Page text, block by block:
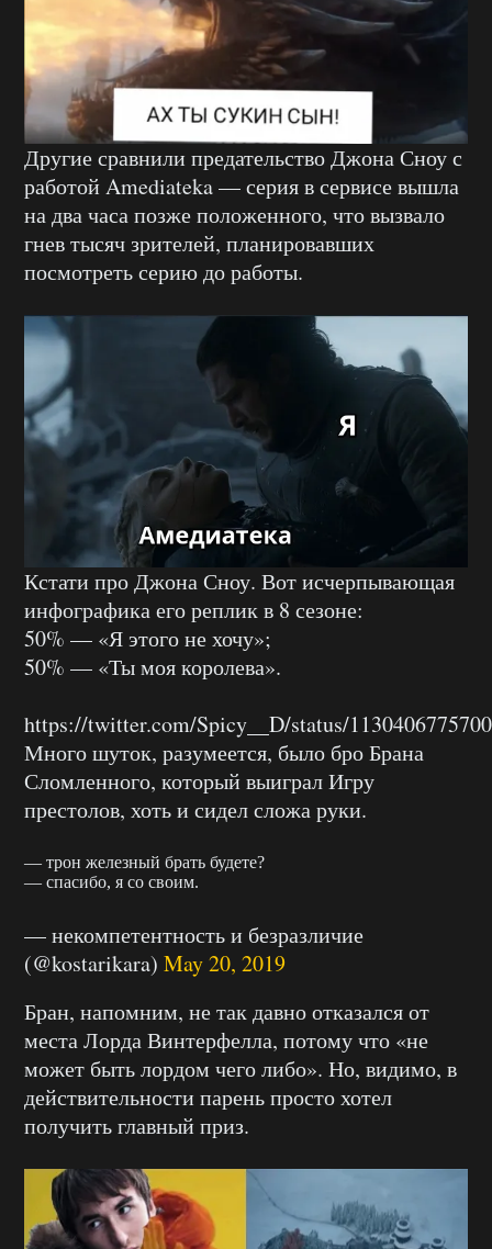
Другие сравнили предательство Джона Сноу с
работой Amediateka — серия в сервисе вышла
на два часа позже положенного, что вызвало
гнев тысяч зрителей, планировавших
посмотреть серию до работы.
Кстати про Джона Сноу. Вот исчерпывающая
инфографика его реплик в 8 сезоне:
50% — «Я этого не хочу»;
50% — «Ты моя королева».
https://twitter.com/Spicy__D/status/
Много шуток, разумеется, было бро Брана
Сломленного, который выиграл Игру
престолов, хоть и сидел сложа руки.
— трон железный брать будете?
— спасибо, я со своим.
— некомпетентность и безразличие
(@kostarikara) May 20, 2019
Бран, напомним, не так давно отказался от
места Лорда Винтерфелла, потому что «не
может быть лордом чего либо». Но, видимо, в
действительности парень просто хотел
получить главный приз.